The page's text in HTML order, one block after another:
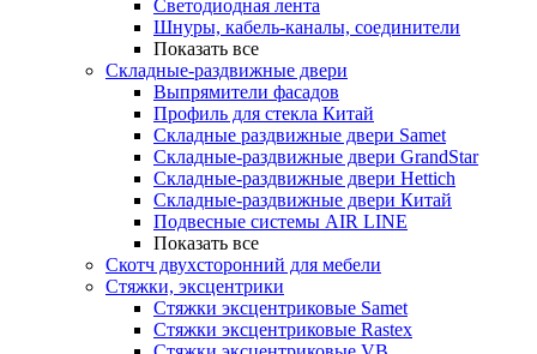
Светодиодная лента
Шнуры, кабель-каналы, соединители
Показать все
Складные-раздвижные двери
Выпрямители фасадов
Профиль для стекла Китай
Складные раздвижные двери Samet
Складные-раздвижные двери GrandStar
Складные-раздвижные двери Hettich
Складные-раздвижные двери Китай
Подвесные системы AIR LINE
Показать все
Скотч двухсторонний для мебели
Стяжки, эксцентрики
Cтяжки эксцентриковые Samet
Стяжки эксцентриковые Rastex